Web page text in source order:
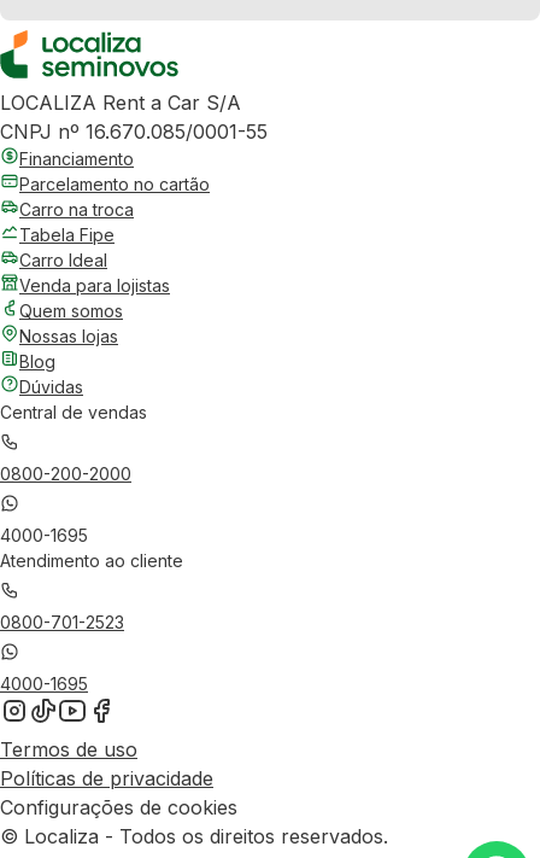
LOCALIZA Rent a Car S/A
CNPJ nº 16.670.085/0001-55
Financiamento
Parcelamento no cartão
Carro na troca
Tabela Fipe
Carro Ideal
Venda para lojistas
Quem somos
Nossas lojas
Blog
Dúvidas
Central de vendas
0800-200-2000
4000-1695
Atendimento ao cliente
0800-701-2523
4000-1695
Termos de uso
Políticas de privacidade
Configurações de cookies
© Localiza - Todos os direitos reservados.